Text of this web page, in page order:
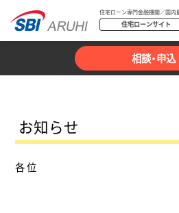
住宅ローン専門金融機関／国内
住宅ローンサイト
相談・申込
お知らせ
各 位